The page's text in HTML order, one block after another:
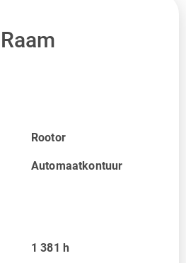
Raam
Rootor
Automaatkontuur
1 381 h